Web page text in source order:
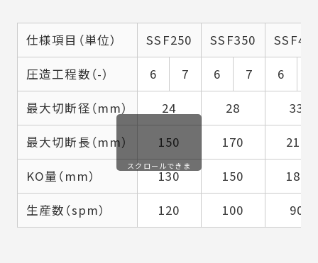
仕様項目（単位） SSF250 SSF350
圧造工程数（-）
6 7 6 7 6
最大切断径（mm）
24 28
33
最大切断長（mm）
150 170
210
KO量（mm）
130 150
180
生産数（spm）
120 100 90
スクロールできま
す